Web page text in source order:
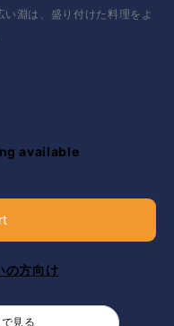
淵は、盛り付けた料理をよ
available
の方向け
見る